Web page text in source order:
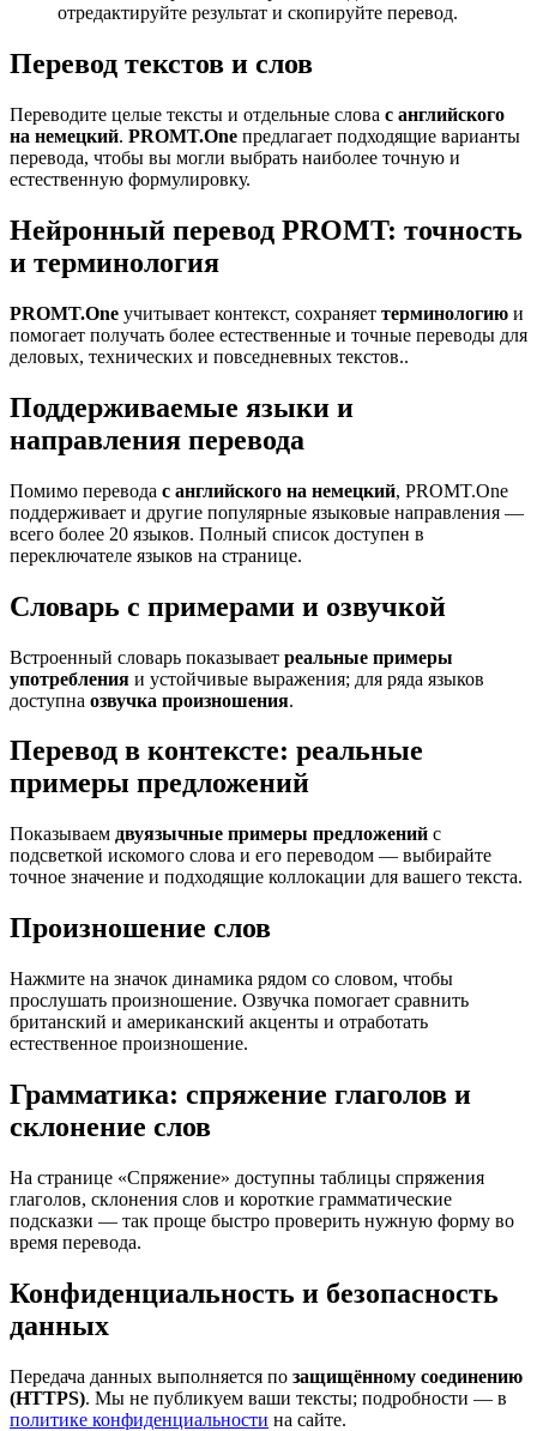
отредактируйте результат и скопируйте перевод.
Перевод текстов и слов
Переводите целые тексты и отдельные слова с английского
на немецкий. PROMT.One предлагает подходящие варианты
перевода, чтобы вы могли выбрать наиболее точную и
естественную формулировку.
Нейронный перевод PROMT: точность
и терминология
PROMT.One учитывает контекст, сохраняет терминологию и
помогает получать более естественные и точные переводы для
деловых, технических и повседневных текстов..
Поддерживаемые языки и
направления перевода
Помимо перевода с английского на немецкий, PROMT.One
поддерживает и другие популярные языковые направления —
всего более 20 языков. Полный список доступен в
переключателе языков на странице.
Словарь с примерами и озвучкой
Встроенный словарь показывает реальные примеры
употребления и устойчивые выражения; для ряда языков
доступна озвучка произношения.
Перевод в контексте: реальные
примеры предложений
Показываем двуязычные примеры предложений с
подсветкой искомого слова и его переводом — выбирайте
точное значение и подходящие коллокации для вашего текста.
Произношение слов
Нажмите на значок динамика рядом со словом, чтобы
прослушать произношение. Озвучка помогает сравнить
британский и американский акценты и отработать
естественное произношение.
Грамматика: спряжение глаголов и
склонение слов
На странице «Спряжение» доступны таблицы спряжения
глаголов, склонения слов и короткие грамматические
подсказки — так проще быстро проверить нужную форму во
время перевода.
Конфиденциальность и безопасность
данных
Передача данных выполняется по защищённому соединению
(HTTPS). Мы не публикуем ваши тексты; подробности — в
политике конфиденциальности на сайте.